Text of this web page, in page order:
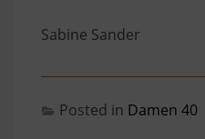
Sabine Sander
Posted in Damen 40